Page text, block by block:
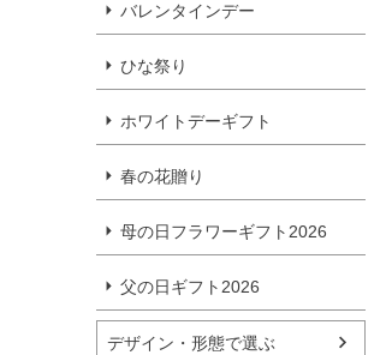
バレンタインデー
ひな祭り
ホワイトデーギフト
春の花贈り
母の日フラワーギフト2026
父の日ギフト2026
デザイン・形態で選ぶ